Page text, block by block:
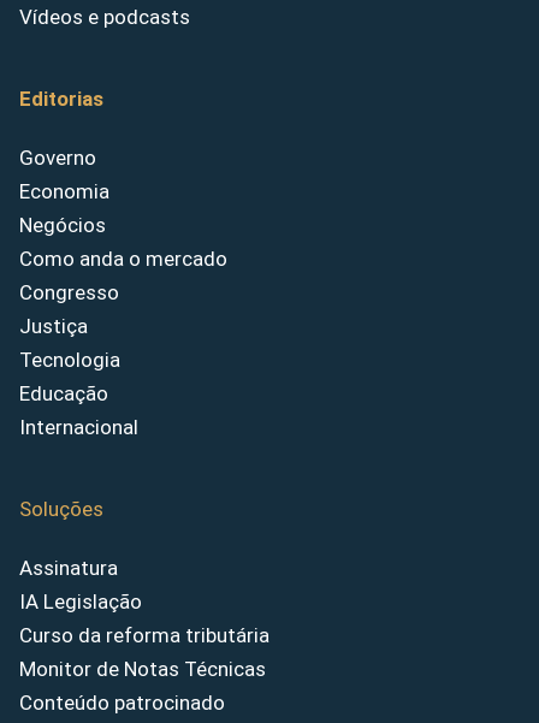
Vídeos e podcasts
Editorias
Governo
Economia
Negócios
Como anda o mercado
Congresso
Justiça
Tecnologia
Educação
Internacional
Soluções
Assinatura
IA Legislação
Curso da reforma tributária
Monitor de Notas Técnicas
Conteúdo patrocinado